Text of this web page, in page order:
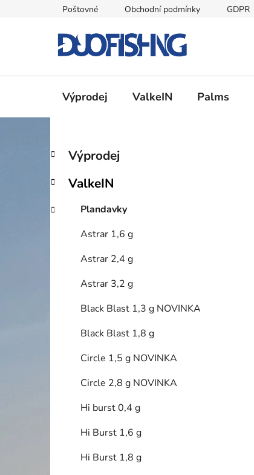
Poštovné Obchodní podmínky GDPR
Výprodej ValkeIN Palms
P
s
r
Přeskočit
kategorie
K
a
e
o
Výprodej
ValkeIN
Plandavky
Astrar 1,6 g
Astrar 2,4 g
Astrar 3,2 g
Black Blast 1,3 g NOVINKA
Black Blast 1,8 g
Circle 1,5 g NOVINKA
Circle 2,8 g NOVINKA
Hi burst 0,4 g
Hi Burst 1,6 g
Hi Burst 1,8 g